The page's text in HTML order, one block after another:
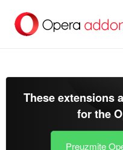
glavni
These extensions
for the
Preuzmite